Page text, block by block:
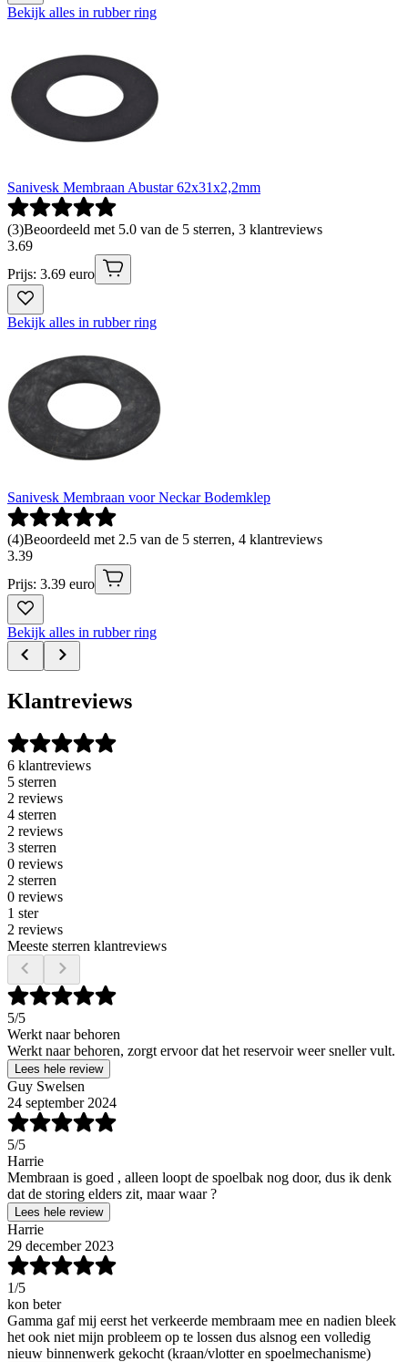
Bekijk alles in rubber ring
Sanivesk Membraan Abustar 62x31x2,2mm
(3)Beoordeeld met 5.0 van de 5 sterren, 3 klantreviews
3.69
Prijs: 3.69 euro
Bekijk alles in rubber ring
Sanivesk Membraan voor Neckar Bodemklep
(4)Beoordeeld met 2.5 van de 5 sterren, 4 klantreviews
3.39
Prijs: 3.39 euro
Bekijk alles in rubber ring
Klantreviews
6 klantreviews
5 sterren
2 reviews
4 sterren
2 reviews
3 sterren
0 reviews
2 sterren
0 reviews
1 ster
2 reviews
Meeste sterren klantreviews
5/5
Werkt naar behoren
Werkt naar behoren, zorgt ervoor dat het reservoir weer sneller vult.
Lees hele review
Guy Swelsen
24 september 2024
5/5
Harrie
Membraan is goed , alleen loopt de spoelbak nog door, dus ik denk
dat de storing elders zit, maar waar ?
Lees hele review
Harrie
29 december 2023
1/5
kon beter
Gamma gaf mij eerst het verkeerde membraam mee en nadien bleek
het ook niet mijn probleem op te lossen dus alsnog een volledig
nieuw binnenwerk gekocht (kraan/vlotter en spoelmechanisme)